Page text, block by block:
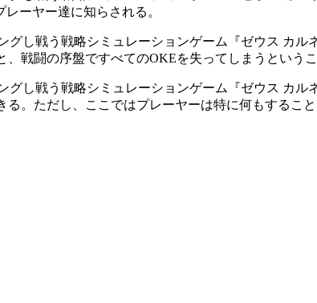
ーヤー達に知らされる。
戦闘の序盤ですべてのOKEを失ってしまうというこ
。ただし、ここではプレーヤーは特に何もすること